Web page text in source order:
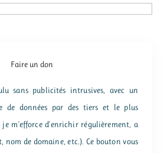
Faire un don
sans publicités intrusives, avec un
de données par des tiers et le plus
je m'efforce d'enrichir régulièrement, a
nom de domaine, etc.). Ce bouton vous